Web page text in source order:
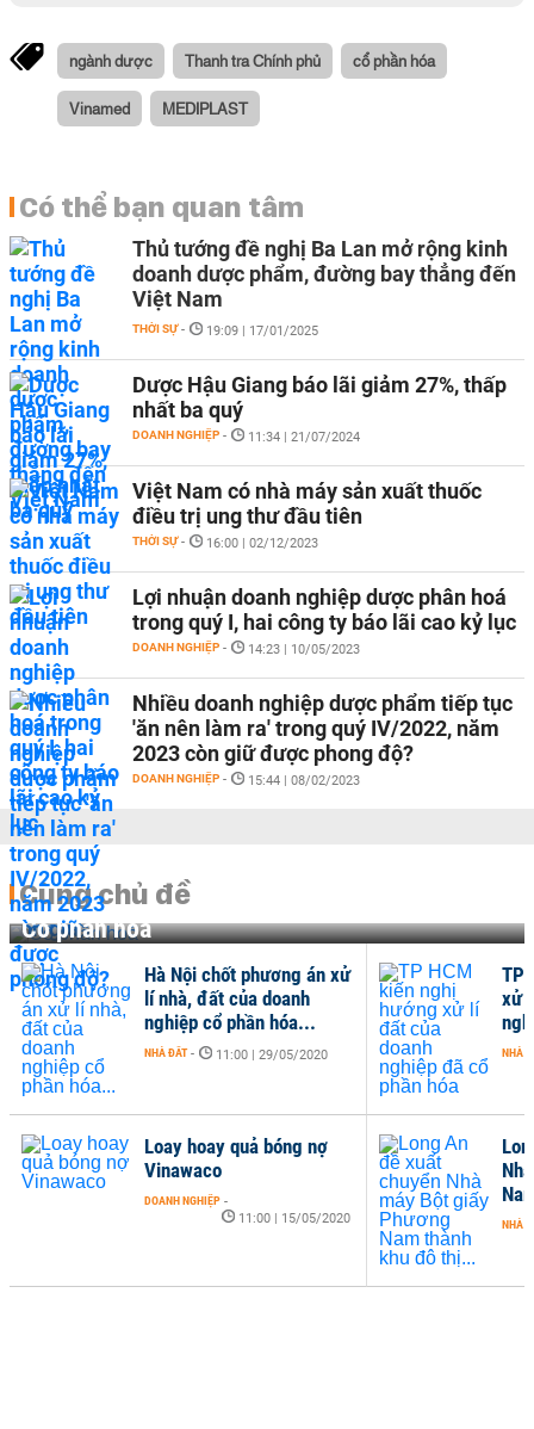
ngành dược Thanh tra Chính phủ cổ phần hóa
Vinamed MEDIPLAST
Có thể bạn quan tâm
Thủ tướng đề nghị Ba Lan mở rộng kinh
doanh dược phẩm, đường bay thẳng đến
Việt Nam
THỜI SỰ - 19:09 | 17/01/2025
Dược Hậu Giang báo lãi giảm 27%, thấp
nhất ba quý
DOANH NGHIỆP - 11:34 | 21/07/2024
Việt Nam có nhà máy sản xuất thuốc
điều trị ung thư đầu tiên
THỜI SỰ - 16:00 | 02/12/2023
Lợi nhuận doanh nghiệp dược phân hoá
trong quý I, hai công ty báo lãi cao kỷ lục
DOANH NGHIỆP - 14:23 | 10/05/2023
Nhiều doanh nghiệp dược phẩm tiếp tục
'ăn nên làm ra' trong quý IV/2022, năm
2023 còn giữ được phong độ?
DOANH NGHIỆP - 15:44 | 08/02/2023
Cùng chủ đề
Cổ phần hoá
NHÀ
Hà Nội chốt phương án xử
lí nhà, đất của doanh
nghiệp cổ phần hóa...
NHÀ ĐẤT - 11:00 | 29/05/2020
Loay hoay quả bóng nợ
Vinawaco
DOANH NGHIỆP -
11:00 | 15/05/2020
TP
xử
NHÀ